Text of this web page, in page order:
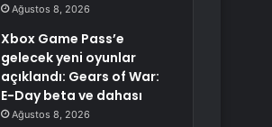
Ağustos 8, 2026
Xbox Game Pass’e
gelecek yeni oyunlar
açıklandı: Gears of War:
E-Day beta ve dahası
Ağustos 8, 2026